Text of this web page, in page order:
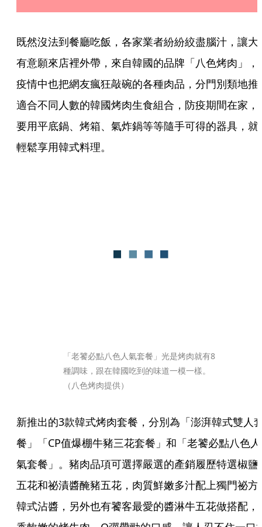
既然沒法到餐廳吃飯，各家業者紛紛絞盡腦汁，讓大
有意願來店裡外帶，來自韓國的品牌「八色烤肉」，
疫情中也把網友瘋狂敲碗的各種肉品，分門別類地推
適合不同人數的韓國烤肉生食組合，防疫期間在家，
要用平底鍋、烤箱、氣炸鍋等等隨手可得的器具，就
輕鬆享用韓式料理。
「老饕必點八色人氣套餐」光是烤肉就有8
種調味，跟在韓國吃到的味道一模一樣。
（八色烤肉提供）
新推出的3款韓式烤肉套餐，分別為「澎湃韓式雙人
餐」「CP值爆棚牛豬三花套餐」和「老饕必點八色人
氣套餐」。豬肉品項可選擇嚴選的產銷履歷特選椒鹽
五花和祕漬醬醃豬五花，肉質鮮嫩多汁配上獨門祕方
韓式沾醬，另外也有饕客最愛的醬淋牛五花做搭配，